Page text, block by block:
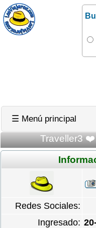
☰ Menú principal
Traveller3
Redes Sociales:
Ingresado: